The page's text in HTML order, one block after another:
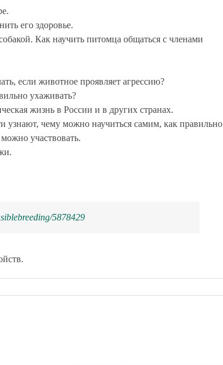
его здоровье.
Как научить питомца общаться с членами
если животное проявляет агрессию?
ухаживать?
жизнь в России и в других странах.
узнают, чему можно научиться самим, как правильно
участвовать.
5878429